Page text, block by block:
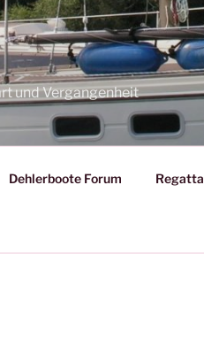
und Vergangenheit
Dehlerboote Forum Regatta